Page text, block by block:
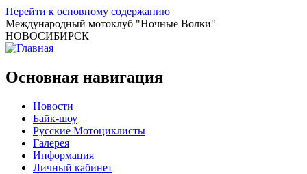
Перейти к основному содержанию
Международный мотоклуб "Ночные Волки"
НОВОСИБИРСК
Основная навигация
Новости
Байк-шоу
Русские Мотоциклисты
Галерея
Информация
Личный кабинет